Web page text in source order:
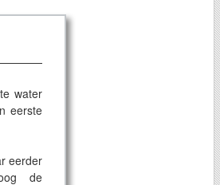
water
eerste
eerder
de